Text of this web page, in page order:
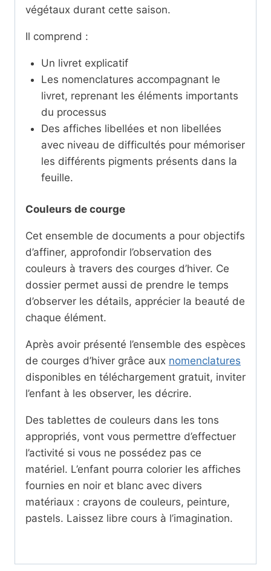
végétaux durant cette saison.
Il comprend :
Un livret explicatif
Les nomenclatures accompagnant le
livret, reprenant les éléments importants
du processus
Des affiches libellées et non libellées
avec niveau de difficultés pour mémoriser
les différents pigments présents dans la
feuille.
Couleurs de courge
Cet ensemble de documents a pour objectifs
d’affiner, approfondir l’observation des
couleurs à travers des courges d’hiver. Ce
dossier permet aussi de prendre le temps
d’observer les détails, apprécier la beauté de
chaque élément.
Après avoir présenté l’ensemble des espèces
de courges d’hiver grâce aux nomenclatures
disponibles en téléchargement gratuit, inviter
l’enfant à les observer, les décrire.
Des tablettes de couleurs dans les tons
appropriés, vont vous permettre d’effectuer
l’activité si vous ne possédez pas ce
matériel. L’enfant pourra colorier les affiches
fournies en noir et blanc avec divers
matériaux : crayons de couleurs, peinture,
pastels. Laissez libre cours à l’imagination.